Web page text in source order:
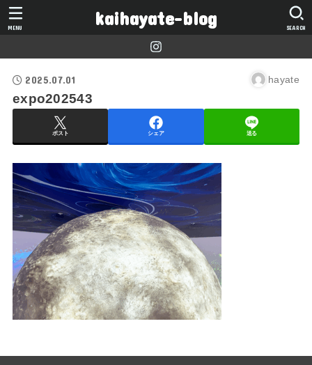
kaihayate-blog SEARCH
MENU
2025.07.01 hayate
expo202543
ポスト シェア 送る